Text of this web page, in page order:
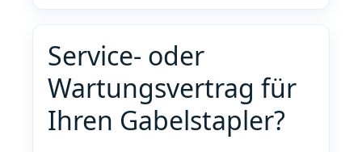
Service- oder
Wartungsvertrag für
Ihren Gabelstapler?